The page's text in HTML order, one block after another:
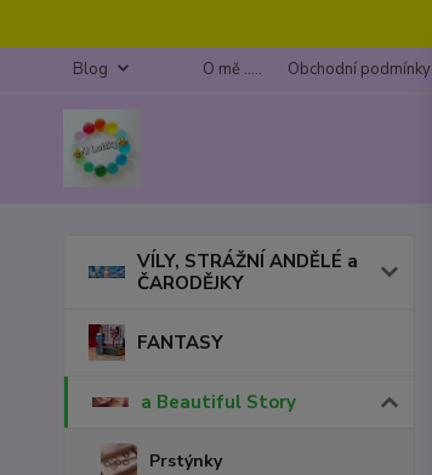
Blog O mě ..... Obchodní podmínky
VÍLY, STRÁŽNÍ ANDĚLÉ a
ČARODĚJKY
FANTASY
a Beautiful Story
Prstýnky